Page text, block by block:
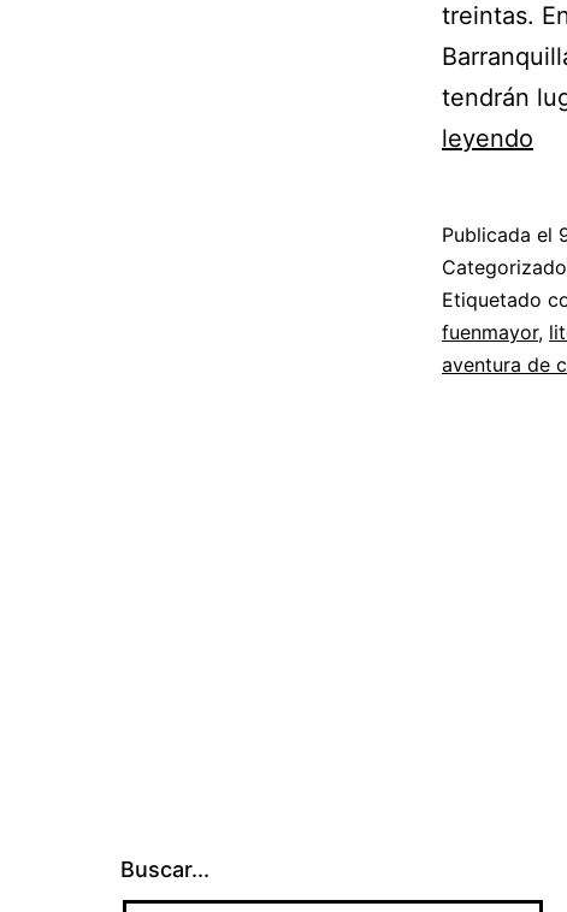
treintas.
tendrán
leyendo
en
Publicada el
Etiquetado
fuenmayor,
aventura de
Buscar...